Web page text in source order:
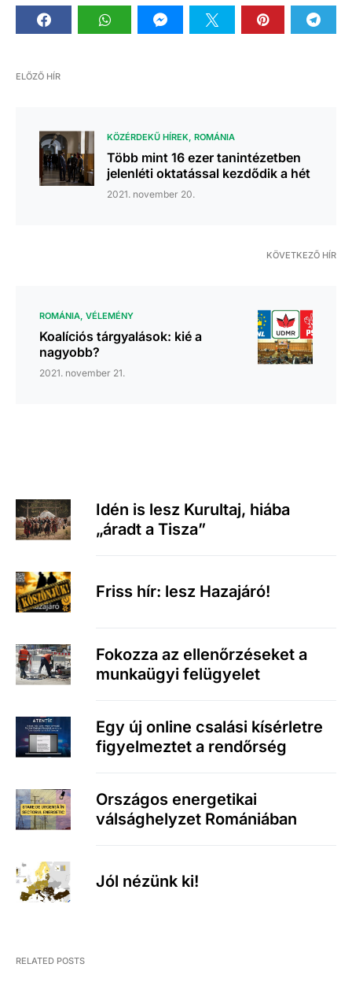
ELŐZŐ HÍR
KÖZÉRDEKŰ HÍREK ROMÁNIA
Több mint 16 ezer tanintézetben
jelenléti oktatással kezdődik a hét
2021. november 20.
KÖVETKEZŐ HÍR
ROMÁNIA VÉLEMÉNY
Koalíciós tárgyalások: kié a
nagyobb?
2021. november 21.
Idén is lesz Kurultaj, hiába
„áradt a Tisza”
Friss hír: lesz Hazajáró!
Fokozza az ellenőrzéseket a
munkaügyi felügyelet
Egy új online csalási kísérletre
figyelmeztet a rendőrség
Országos energetikai
válsághelyzet Romániában
Jól nézünk ki!
RELATED POSTS